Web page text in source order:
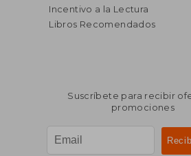
Incentivo a la Lectura
Libros Recomendados
Suscríbete para recibir
promociones